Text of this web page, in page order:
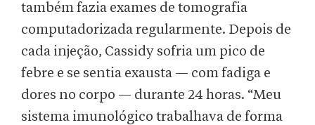
também fazia exames de tomografia
computadorizada regularmente. Depois de
cada injeção, Cassidy sofria um pico de
febre e se sentia exausta — com fadiga e
dores no corpo — durante 24 horas. “Meu
sistema imunológico trabalhava de forma